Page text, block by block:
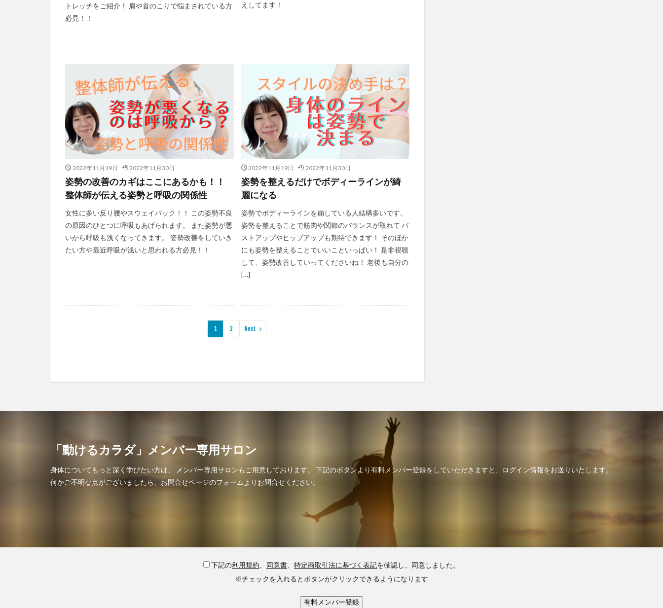
トレッチをご紹介！ 肩や首のこりで悩まされている方
必見！！
えしてます！
2022年11月19日 2022年11月30日
姿勢の改善のカギはここにあるかも！！
整体師が伝える姿勢と呼吸の関係性
女性に多い反り腰やスウェイバック！！ この姿勢不良
の原因のひとつに呼吸もあげられます。 また姿勢が悪
いから呼吸も浅くなってきます。 姿勢改善をしていき
たい方や最近呼吸が浅いと思われる方必見！！
2022年11月19日 2022年11月30日
姿勢を整えるだけでボディーラインが綺
麗になる
姿勢でボディーラインを崩している人結構多いです。
姿勢を整えることで筋肉や関節のバランスが取れて バ
ストアップやヒップアップも期待できます！ そのほか
にも姿勢を整えることでいいこといっぱい！ 是非視聴
して、姿勢改善していってくださいね！ 老後も自分の
[…]
1 2 Next
「動けるカラダ」メンバー専用サロン
身体についてもっと深く学びたい方は、 メンバー専用サロンもご用意しております。 下記のボタンより有料メンバー登録をしていただきますと、ログイン情報をお送りいたします。
何かご不明な点がございましたら、お問合せページのフォームよりお問合せください。
下記の利用規約、 同意書、 特定商取引法に基づく表記を確認し、同意しました。
※チェックを入れるとボタンがクリックできるようになります
有料メンバー登録